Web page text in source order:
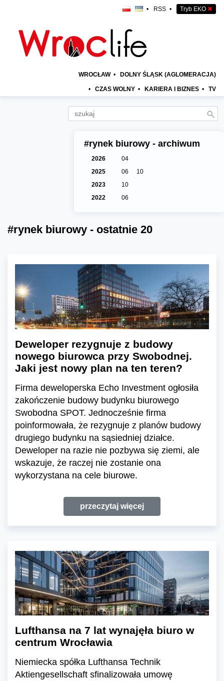
• RSS • Tryb EKO ✖
WROCŁAW • DOLNY ŚLĄSK (AGLOMERACJA)
• CZAS WOLNY • KARIERA I BIZNES • TV
#rynek biurowy - archiwum
2026
04
2025
06
10
2023
10
2022
06
#rynek biurowy - ostatnie 20
Deweloper rezygnuje z budowy
nowego biurowca przy Swobodnej.
Jaki jest nowy plan na ten teren?
Firma deweloperska Echo Investment ogłosiła
zakończenie budowy budynku biurowego
Swobodna SPOT. Jednocześnie firma
poinformowała, że rezygnuje z planów budowy
drugiego budynku na sąsiedniej działce.
Deweloper na razie nie pozbywa się ziemi, ale
wskazuje, że raczej nie zostanie ona
wykorzystana na cele biurowe.
przeczytaj więcej
Lufthansa na 7 lat wynajęła biuro w
centrum Wrocławia
Niemiecka spółka Lufthansa Technik
Aktiengesellschaft sfinalizowała umowę